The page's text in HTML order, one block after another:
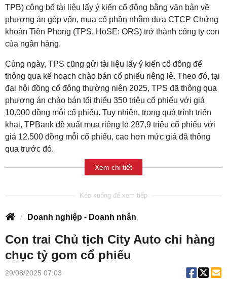
TPB) công bố tài liệu lấy ý kiến cổ đông bằng văn bản về
phương án góp vốn, mua cổ phần nhằm đưa CTCP Chứng
khoán Tiên Phong (TPS, HoSE: ORS) trở thành công ty con
của ngân hàng.
Cùng ngày, TPS cũng gửi tài liệu lấy ý kiến cổ đông để
thông qua kế hoạch chào bán cổ phiếu riêng lẻ. Theo đó, tại
đại hội đồng cổ đông thường niên 2025, TPS đã thông qua
phương án chào bán tối thiểu 350 triệu cổ phiếu với giá
10.000 đồng mỗi cổ phiếu. Tuy nhiên, trong quá trình triển
khai, TPBank đề xuất mua riêng lẻ 287,9 triệu cổ phiếu với
giá 12.500 đồng mỗi cổ phiếu, cao hơn mức giá đã thông
qua trước đó.
Xem chi tiết
Doanh nghiệp - Doanh nhân
Con trai Chủ tịch City Auto chi hàng
chục tỷ gom cổ phiếu
29/08/2025 07:03